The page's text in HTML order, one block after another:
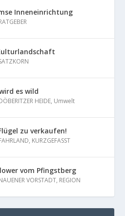
Inneneinrichtung
es wild
HEIDE, Umwelt
zu verkaufen!
, KURZGEFASST
vom Pfingstberg
VORSTADT, REGION